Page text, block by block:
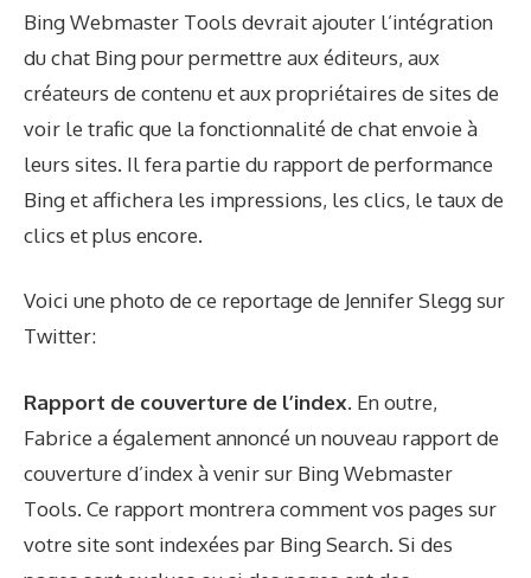
Bing Webmaster Tools devrait ajouter l’intégration
du chat Bing pour permettre aux éditeurs, aux
créateurs de contenu et aux propriétaires de sites de
voir le trafic que la fonctionnalité de chat envoie à
leurs sites. Il fera partie du rapport de performance
Bing et affichera les impressions, les clics, le taux de
clics et plus encore.
Voici une photo de ce reportage de Jennifer Slegg sur
Twitter:
Rapport de couverture de l’index. En outre,
Fabrice a également annoncé un nouveau rapport de
couverture d’index à venir sur Bing Webmaster
Tools. Ce rapport montrera comment vos pages sur
votre site sont indexées par Bing Search. Si des